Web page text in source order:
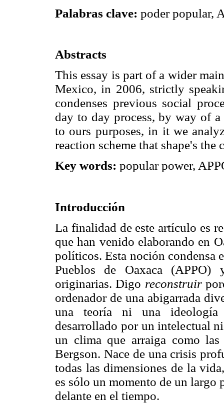
Palabras clave: poder popular,
Abstracts
This essay is part of a wider
Mexico, in 2006, strictly
condenses previous social
day to day process, by way of
to ours purposes, in it we
reaction scheme that shape's the
Key words: popular power,
Introducción
La finalidad de este artículo es
que han venido elaborando en
políticos. Esta noción condensa
Pueblos de Oaxaca
originarias. Digo reconstruir
ordenador de una abigarrada
una teoría ni una ideología
desarrollado por un intelectual
un clima que arraiga como
Bergson. Nace de una crisis
todas las dimensiones de la
es sólo un momento de un largo
delante en el tiempo.